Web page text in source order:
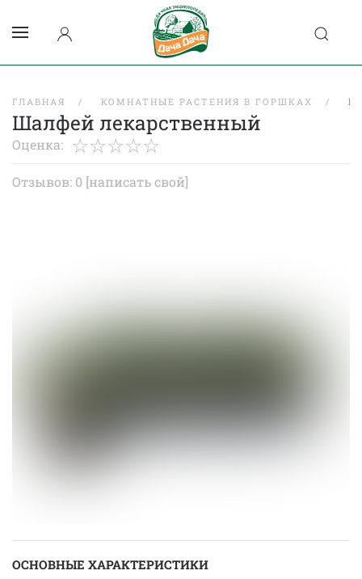
ГЛАВНАЯ КОМНАТНЫЕ РАСТЕНИЯ В ГОРШКАХ
Шалфей лекарственный
Оценка:
Отзывов: 0 [написать свой]
ОСНОВНЫЕ ХАРАКТЕРИСТИКИ